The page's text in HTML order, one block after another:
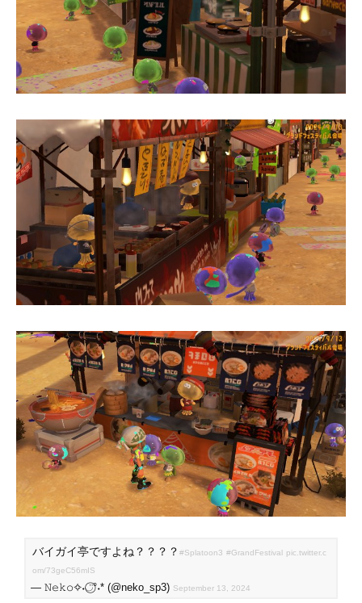
バイガイ亭ですよね？？？？ #Splatoon3 #GrandFestival pic.twitter.c
om/73geC56mIS
— 𝙽𝚎𝚔𝚘✧˖◡̈⃝°˖* (@neko_sp3) September 13, 2024